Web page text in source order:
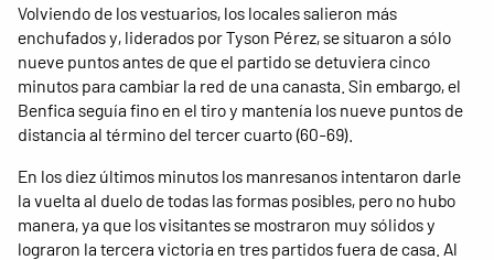
Volviendo de los vestuarios, los locales salieron más
enchufados y, liderados por Tyson Pérez, se situaron a sólo
nueve puntos antes de que el partido se detuviera cinco
minutos para cambiar la red de una canasta. Sin embargo, el
Benfica seguía fino en el tiro y mantenía los nueve puntos de
distancia al término del tercer cuarto (60-69).
En los diez últimos minutos los manresanos intentaron darle
la vuelta al duelo de todas las formas posibles, pero no hubo
manera, ya que los visitantes se mostraron muy sólidos y
lograron la tercera victoria en tres partidos fuera de casa. Al